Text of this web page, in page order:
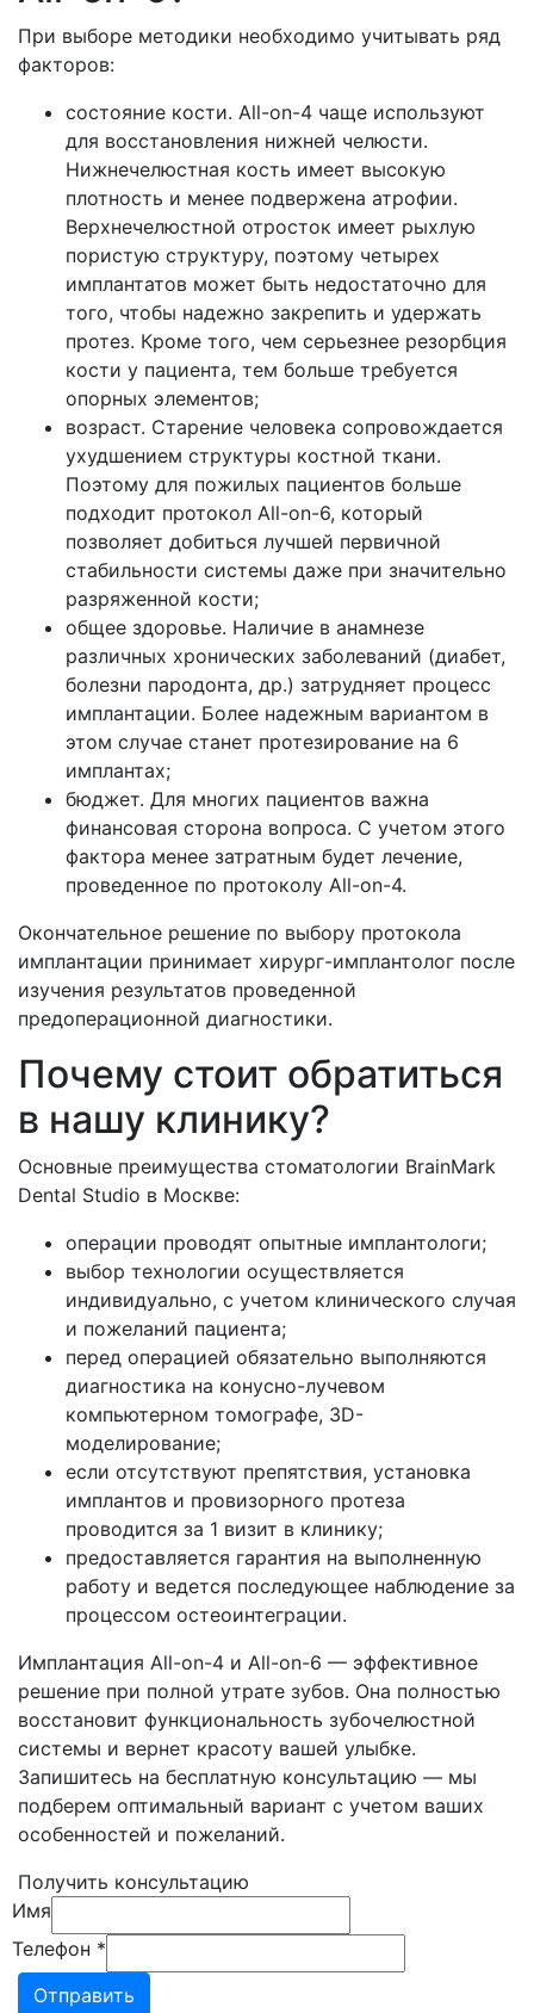
При выборе методики необходимо учитывать ряд
факторов:
состояние кости. All-on-4 чаще используют
для восстановления нижней челюсти.
Нижнечелюстная кость имеет высокую
плотность и менее подвержена атрофии.
Верхнечелюстной отросток имеет рыхлую
пористую структуру, поэтому четырех
имплантатов может быть недостаточно для
того, чтобы надежно закрепить и удержать
протез. Кроме того, чем серьезнее резорбция
кости у пациента, тем больше требуется
опорных элементов;
возраст. Старение человека сопровождается
ухудшением структуры костной ткани.
Поэтому для пожилых пациентов больше
подходит протокол All-on-6, который
позволяет добиться лучшей первичной
стабильности системы даже при значительно
разряженной кости;
общее здоровье. Наличие в анамнезе
различных хронических заболеваний (диабет,
болезни пародонта, др.) затрудняет процесс
имплантации. Более надежным вариантом в
этом случае станет протезирование на 6
имплантах;
бюджет. Для многих пациентов важна
финансовая сторона вопроса. С учетом этого
фактора менее затратным будет лечение,
проведенное по протоколу All-on-4.
Окончательное решение по выбору протокола
имплантации принимает хирург-имплантолог после
изучения результатов проведенной
предоперационной диагностики.
Почему стоит обратиться
в нашу клинику?
Основные преимущества стоматологии BrainMark
Dental Studio в Москве:
операции проводят опытные имплантологи;
выбор технологии осуществляется
индивидуально, с учетом клинического случая
и пожеланий пациента;
перед операцией обязательно выполняются
диагностика на конусно-лучевом
компьютерном томографе, 3D-
моделирование;
если отсутствуют препятствия, установка
имплантов и провизорного протеза
проводится за 1 визит в клинику;
предоставляется гарантия на выполненную
работу и ведется последующее наблюдение за
процессом остеоинтеграции.
Имплантация All-on-4 и All-on-6 — эффективное
решение при полной утрате зубов. Она полностью
восстановит функциональность зубочелюстной
системы и вернет красоту вашей улыбке.
Запишитесь на бесплатную консультацию — мы
подберем оптимальный вариант с учетом ваших
особенностей и пожеланий.
Получить консультацию
Имя
Телефон *